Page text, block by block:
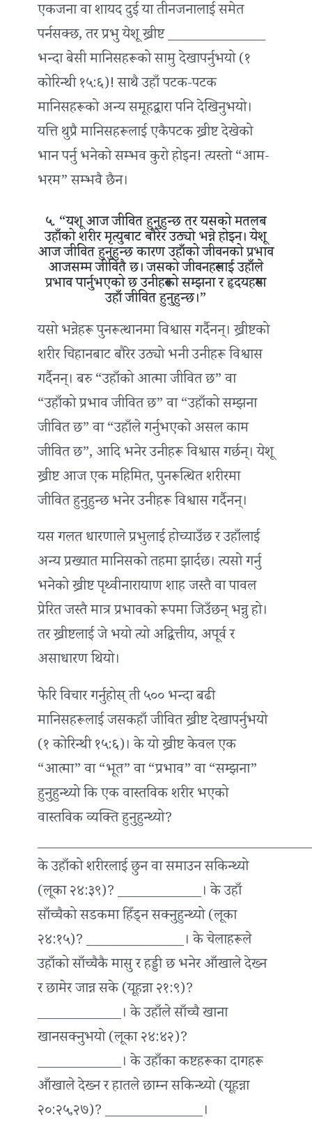
एकजना वा शायद दुई या तीनजनालाई समेत
पर्नसक्छ, तर प्रभु येशू ख्रीष्ट ______________
भन्दा बेसी मानिसहरूको सामु देखापर्नुभयो (१
कोरिन्थी १५:६)! साथै उहाँ पटक-पटक
मानिसहरूको अन्य समूहद्वारा पनि देखिनुभयो।
यत्ति थुप्रै मानिसहरूलाई एकैपटक ख्रीष्ट देखेको
भान पर्नु भनेको सम्भव कुरो होइन! त्यस्तो “आम-
भरम” सम्भवै छैन।
५. “यशू आज जीवित हुनुहुन्छ तर यसको मतलब
उहाँको शरीर मृत्युबाट बौरेर उठ्यो भन्ने होइन। येशू
आज जीवित हुनुहुन्छ कारण उहाँको जीवनको प्रभाव
आजसम्म जीवितै छ। जसको जीवनहरूलाई उहाँले
प्रभाव पार्नुभएको छ उनीहरूको सम्झना र हृदयहरूमा
उहाँ जीवित हुनुहुन्छ।”
यसो भन्नेहरू पुनरूत्थानमा विश्वास गर्दैनन्। ख्रीष्टको
शरीर चिहानबाट बौरेर उठ्यो भनी उनीहरू विश्वास
गर्दैनन्। बरु “उहाँको आत्मा जीवित छ” वा
“उहाँको प्रभाव जीवित छ” वा “उहाँको सम्झना
जीवित छ” वा “उहाँले गर्नुभएको असल काम
जीवित छ”, आदि भनेर उनीहरू विश्वास गर्छन्। येशू
ख्रीष्ट आज एक महिमित, पुनरूत्थित शरीरमा
जीवित हुनुहुन्छ भनेर उनीहरू विश्वास गर्दैनन्।
यस गलत धारणाले प्रभुलाई होच्याउँछ र उहाँलाई
अन्य प्रख्यात मानिसको तहमा झार्दछ। त्यसो गर्नु
भनेको ख्रीष्ट पृथ्वीनारायाण शाह जस्तै वा पावल
प्रेरित जस्तै मात्र प्रभावको रूपमा जिउँछन् भन्नु हो।
तर ख्रीष्टलाई जे भयो त्यो अद्वित्तीय, अपूर्व र
असाधारण थियो।
फेरि विचार गर्नुहोस् ती ५०० भन्दा बढी
मानिसहरूलाई जसकहाँ जीवित ख्रीष्ट देखापर्नुभयो
(१ कोरिन्थी १५:६)। के यो ख्रीष्ट केवल एक
“आत्मा” वा “भूत” वा “प्रभाव” वा “सम्झना”
हुनुहुन्थ्यो कि एक वास्तविक शरीर भएको
वास्तविक व्यक्ति हुनुहुन्थ्यो?
के उहाँको शरीरलाई छुन वा समाउन सकिन्थ्यो
(लूका २४:३९)? ____________। के उहाँ
साँच्चैको सडकमा हिँड्न सक्नुहुन्थ्यो (लूका
२४:१५)? ______________। के चेलाहरूले
उहाँको साँच्चैकै मासु र हड्डी छ भनेर आँखाले देख्‍न
र छामेर जान्न सके (यूहन्ना २१:९)?
____________। के उहाँले साँच्चै खाना
खानसक्नुभयो (लूका २४:४२)?
____________। के उहाँका कष्टहरूका दागहरू
आँखाले देख्‍न र हातले छाम्न सकिन्थ्यो (यूहन्ना
२०:२५,२७)? ______________।